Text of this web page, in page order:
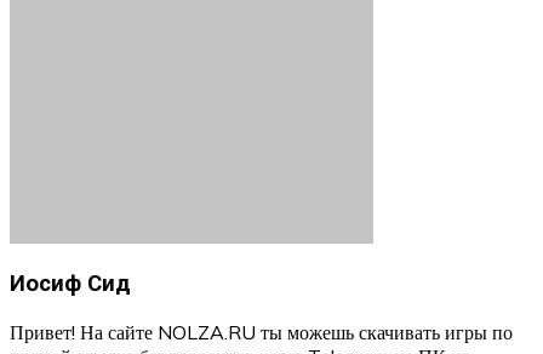
Иосиф Сид
Привет! На сайте NOLZA.RU ты можешь скачивать игры по